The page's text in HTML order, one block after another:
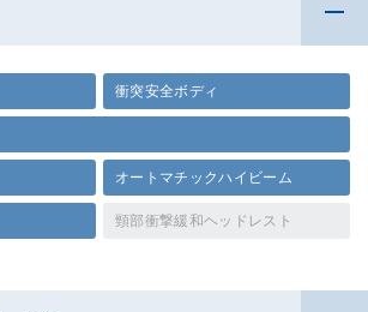
衝突安全ボディ
オートマチックハイビーム
頸部衝撃緩和ヘッドレスト